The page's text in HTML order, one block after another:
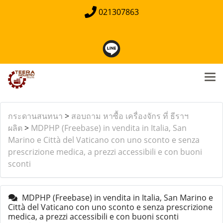
021307863
กระดานสนทนา > สอบถาม หาซื้อ เครื่องจักร ที่ ธีราฯ
ผลิต > MDPHP (Freebase) in vendita in Italia, San
Marino e Città del Vaticano con uno sconto e senza
prescrizione medica, a prezzi accessibili e con buoni
sconti
MDPHP (Freebase) in vendita in Italia, San Marino e
Città del Vaticano con uno sconto e senza prescrizione
medica, a prezzi accessibili e con buoni sconti